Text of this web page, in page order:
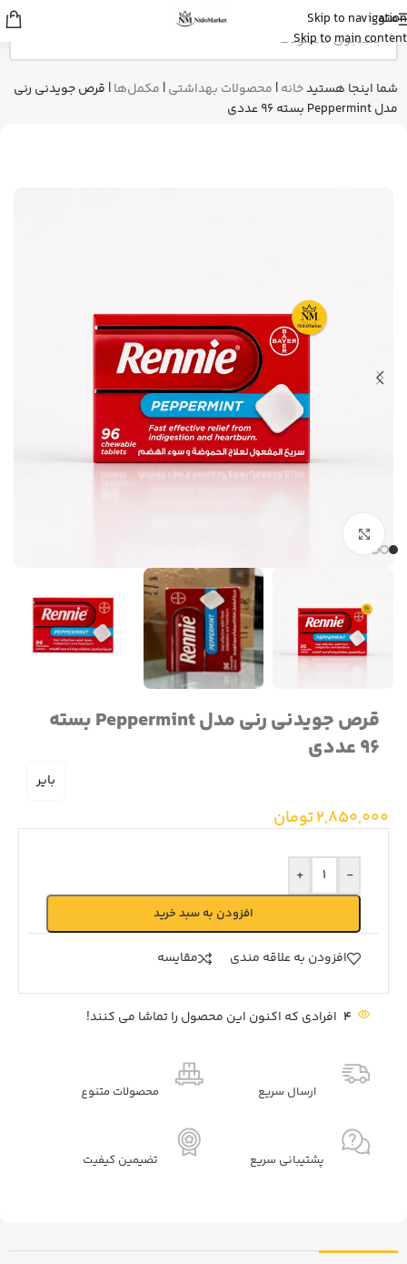
Skip to navigation
Skip to main content
منو
شما اینجا هستیدخانه| محصولات بهداشتی| مکمل‌ها| قرص جویدنی رنی
مدل Peppermint بسته 96 عددی
قرص جویدنی رنی مدل Peppermint بسته
96 عددی
بایر
2,850,000تومان
-
+
افزودن به سبد خرید
افزودن به علاقه مندی مقايسه
4 افرادی که اکنون این محصول را تماشا می کنند!
ارسال سریع محصولات متنوع
پشتیبانی سریع تضیمین کیفیت
sinaاز اصفهان
قرص ول من اورجینال رو خرید کرد